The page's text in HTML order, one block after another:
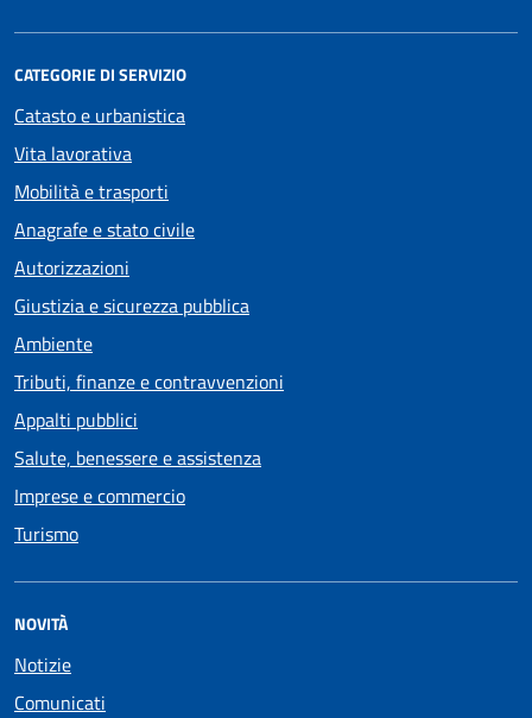
CATEGORIE DI SERVIZIO
Catasto e urbanistica
Vita lavorativa
Mobilità e trasporti
Anagrafe e stato civile
Autorizzazioni
Giustizia e sicurezza pubblica
Ambiente
Tributi, finanze e contravvenzioni
Appalti pubblici
Salute, benessere e assistenza
Imprese e commercio
Turismo
NOVITÀ
Notizie
Comunicati